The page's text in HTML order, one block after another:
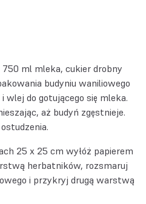
ml mleka, cukier drobny
budyniu waniliowego
do gotującego się mleka.
aż budyń zgęstnieje.
25 x 25 cm wyłóż papierem
herbatników, rozsmaruj
i przykryj drugą warstwą